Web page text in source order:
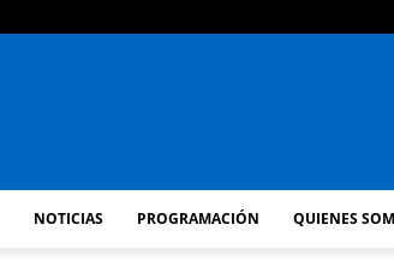
FM
NOTICIAS PROGRAMACIÓN QUIENES